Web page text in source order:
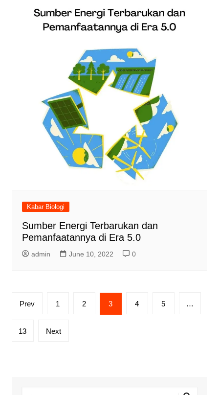
Kabar Biologi
Sumber Energi Terbarukan dan
Pemanfaatannya di Era 5.0
admin June 10, 2022 0
Posts
Prev 1 2 3 4 5 …
13 Next